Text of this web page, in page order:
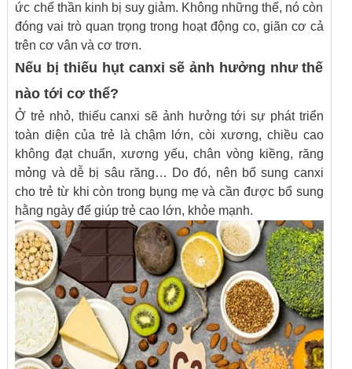
ức chế thần kinh bị suy giảm. Không những thế, nó còn
đóng vai trò quan trọng trong hoạt động co, giãn cơ cả
trên cơ vân và cơ trơn.
Nếu bị thiếu hụt canxi sẽ ảnh hưởng như thế
nào tới cơ thể?
Ở trẻ nhỏ, thiếu canxi sẽ ảnh hưởng tới sự phát triển
toàn diện của trẻ là chậm lớn, còi xương, chiều cao
không đạt chuẩn, xương yếu, chân vòng kiềng, răng
mỏng và dễ bị sâu răng… Do đó, nên bổ sung canxi
cho trẻ từ khi còn trong bụng mẹ và cần được bổ sung
hằng ngày để giúp trẻ cao lớn, khỏe mạnh.